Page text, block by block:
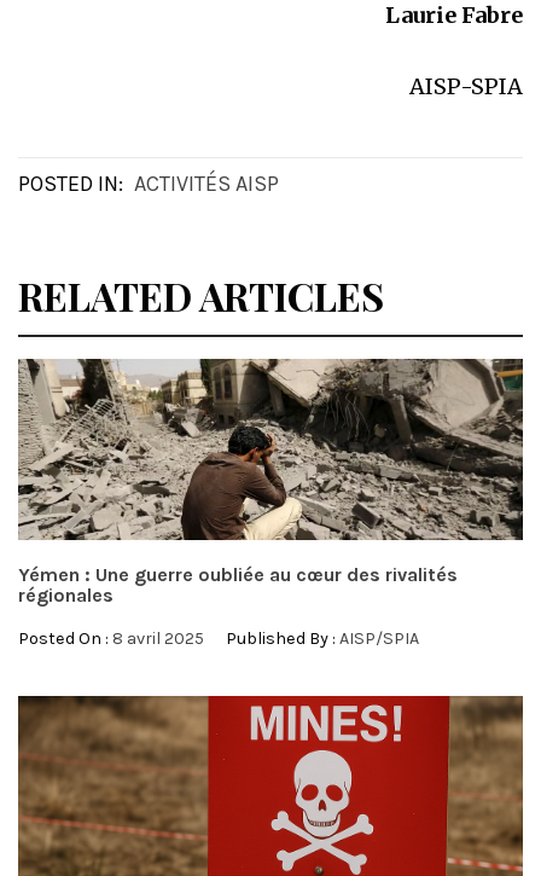
Laurie Fabre
AISP-SPIA
POSTED IN: ACTIVITÉS AISP
RELATED ARTICLES
Yémen : Une guerre oubliée au cœur des rivalités
régionales
Posted On : 8 avril 2025 Published By : AISP/SPIA